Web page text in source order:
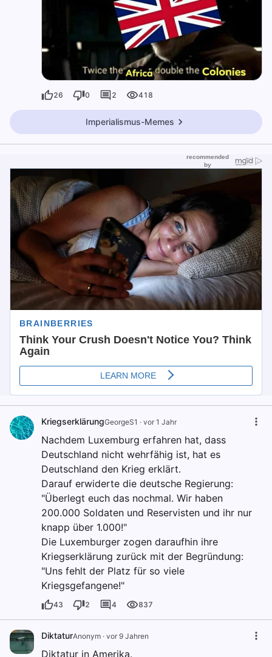
26 0 2 418
Imperialismus-Memes
KriegserklärungGeorgeS1 · vor 1 Jahr
Nachdem Luxemburg erfahren hat, dass
Deutschland nicht wehrfähig ist, hat es
Deutschland den Krieg erklärt.
Darauf erwiderte die deutsche Regierung:
"Überlegt euch das nochmal. Wir haben
200.000 Soldaten und Reservisten und ihr nur
knapp über 1.000!"
Die Luxemburger zogen daraufhin ihre
Kriegserklärung zurück mit der Begründung:
"Uns fehlt der Platz für so viele
Kriegsgefangene!"
43 2 4 837
DiktaturAnonym · vor 9 Jahren
Diktatur in Amerika.